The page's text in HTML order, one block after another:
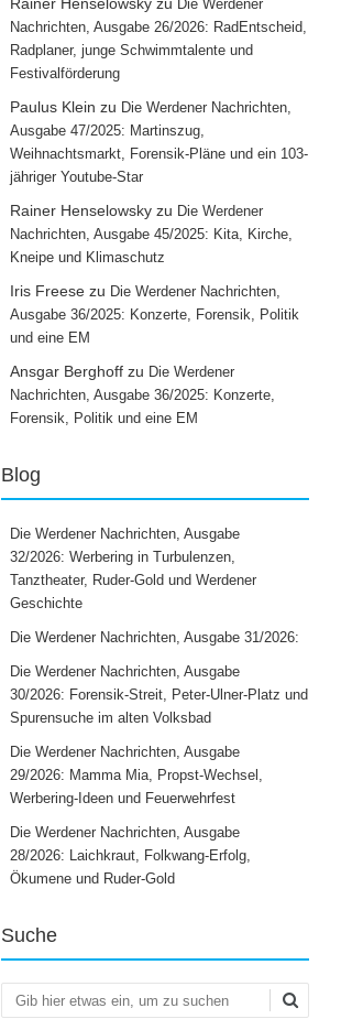
Die Werdener
Nachrichten, Ausgabe 26/2026: RadEntscheid,
Radplaner, junge Schwimmtalente und
Festivalförderung
Paulus Klein zu Die Werdener Nachrichten,
Ausgabe 47/2025: Martinszug,
Weihnachtsmarkt, Forensik-Pläne und ein 103-
jähriger Youtube-Star
Rainer Henselowsky zu Die Werdener
Nachrichten, Ausgabe 45/2025: Kita, Kirche,
Kneipe und Klimaschutz
Iris Freese zu Die Werdener Nachrichten,
Ausgabe 36/2025: Konzerte, Forensik, Politik
und eine EM
Ansgar Berghoff zu Die Werdener
Nachrichten, Ausgabe 36/2025: Konzerte,
Forensik, Politik und eine EM
Blog
Die Werdener Nachrichten, Ausgabe
32/2026: Werbering in Turbulenzen,
Tanztheater, Ruder-Gold und Werdener
Geschichte
Die Werdener Nachrichten, Ausgabe 31/2026:
Die Werdener Nachrichten, Ausgabe
30/2026: Forensik-Streit, Peter-Ulner-Platz und
Spurensuche im alten Volksbad
Die Werdener Nachrichten, Ausgabe
29/2026: Mamma Mia, Propst-Wechsel,
Werbering-Ideen und Feuerwehrfest
Die Werdener Nachrichten, Ausgabe
28/2026: Laichkraut, Folkwang-Erfolg,
Ökumene und Ruder-Gold
Suche
Suchen